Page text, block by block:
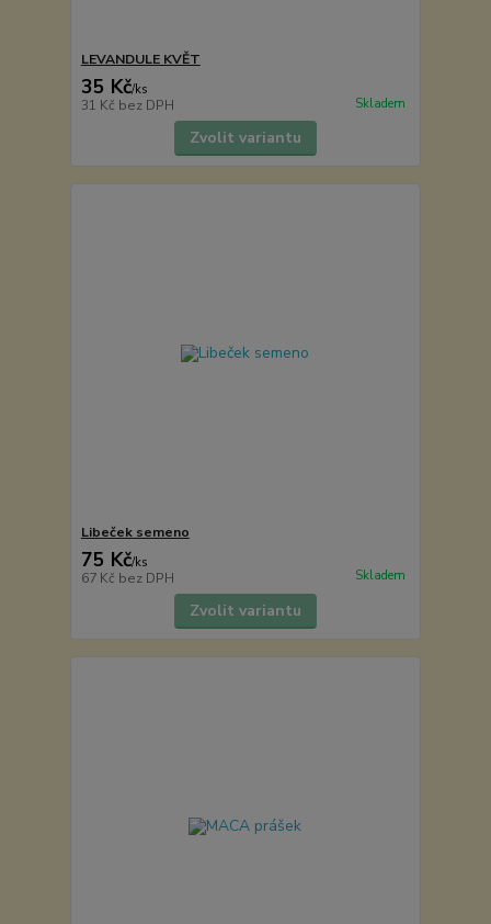
LEVANDULE KVĚT
35 Kč/ks
31 Kč bez DPH Skladem
Zvolit variantu
Libeček semeno
75 Kč/ks
67 Kč bez DPH Skladem
Zvolit variantu